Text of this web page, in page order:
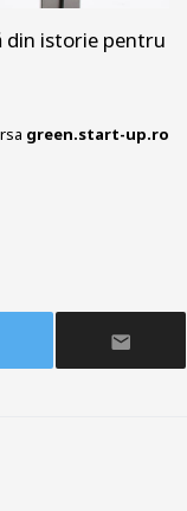
din istorie pentru
green.start-up.ro